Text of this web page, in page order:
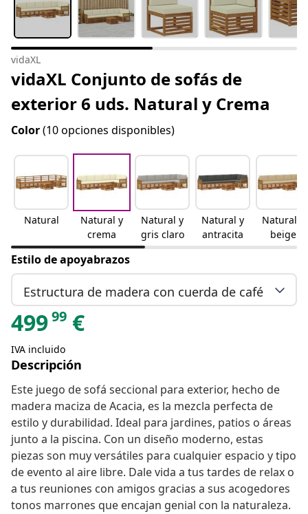
vidaXL
vidaXL Conjunto de sofás de
exterior 6 uds. Natural y Crema
Color(10 opciones disponibles)
Natural
Natural y
crema
Natural y
gris claro
Natural y
antracita
Natural y
beige
Estilo de apoyabrazos
Estructura de madera con cuerda de café
49999 €
IVA incluido
Descripción
Este juego de sofá seccional para exterior, hecho de
madera maciza de Acacia, es la mezcla perfecta de
estilo y durabilidad. Ideal para jardines, patios o áreas
junto a la piscina. Con un diseño moderno, estas
piezas son muy versátiles para cualquier espacio y tipo
de evento al aire libre. Dale vida a tus tardes de relax o
a tus reuniones con amigos gracias a sus acogedores
tonos marrones que encajan genial con la naturaleza.